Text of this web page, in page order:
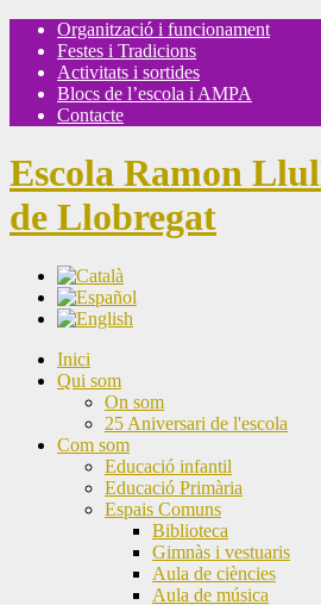
Organització i funcionament
Festes i Tradicions
Activitats i sortides
Blocs de l’escola i AMPA
Contacte
Escola Ramon
de Llobregat
Inici
Qui som
On som
25 Aniversari de l'escola
Com som
Educació infantil
Educació Primària
Espais Comuns
Biblioteca
Gimnàs i vestuaris
Aula de ciències
Aula de música